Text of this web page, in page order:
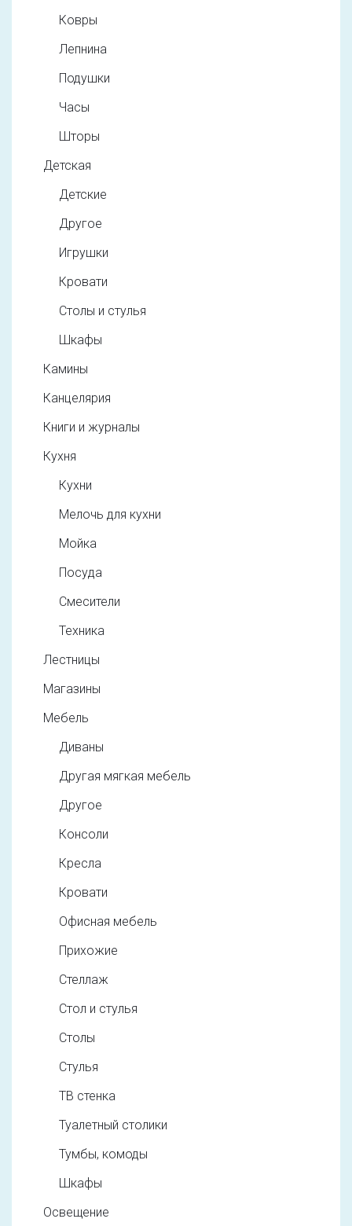
Ковры
Лепнина
Подушки
Часы
Шторы
Детская
Детские
Другое
Игрушки
Кровати
Столы и стулья
Шкафы
Камины
Канцелярия
Книги и журналы
Кухня
Кухни
Мелочь для кухни
Мойка
Посуда
Смесители
Техника
Лестницы
Магазины
Мебель
Диваны
Другая мягкая мебель
Другое
Консоли
Кресла
Кровати
Офисная мебель
Прихожие
Стеллаж
Стол и стулья
Столы
Стулья
ТВ стенка
Туалетный столики
Тумбы, комоды
Шкафы
Освещение